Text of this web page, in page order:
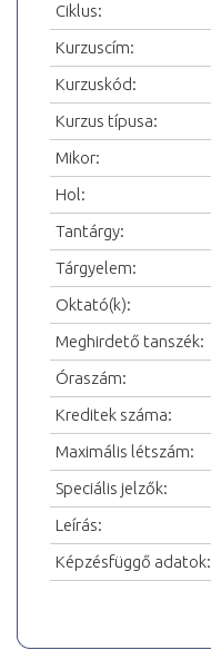
Ciklus:
Kurzuscím:
Kurzuskód:
Kurzus típusa:
Mikor:
Hol:
Tantárgy:
Tárgyelem:
Oktató(k):
Meghirdető tanszék:
Óraszám:
Kreditek száma:
Maximális létszám:
Speciális jelzők:
Leírás:
Képzésfüggő adatok: